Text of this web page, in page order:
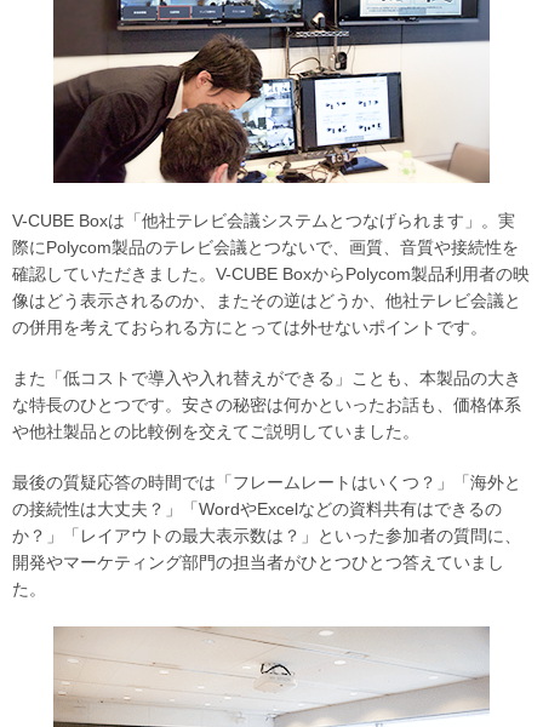
V-CUBE Boxは「他社テレビ会議システムとつなげられます」。実
際にPolycom製品のテレビ会議とつないで、画質、音質や接続性を
確認していただきました。V-CUBE BoxからPolycom製品利用者の映
像はどう表示されるのか、またその逆はどうか、他社テレビ会議と
の併用を考えておられる方にとっては外せないポイントです。
また「低コストで導入や入れ替えができる」ことも、本製品の大き
な特長のひとつです。安さの秘密は何かといったお話も、価格体系
や他社製品との比較例を交えてご説明していました。
最後の質疑応答の時間では「フレームレートはいくつ？」「海外と
の接続性は大丈夫？」「WordやExcelなどの資料共有はできるの
か？」「レイアウトの最大表示数は？」といった参加者の質問に、
開発やマーケティング部門の担当者がひとつひとつ答えていまし
た。